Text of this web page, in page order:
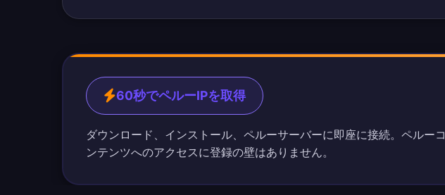
60秒でペルーIPを取得
ダウンロード、インストール、ペルーサーバーに即座に接続。ペルーコ
ンテンツへのアクセスに登録の壁はありません。